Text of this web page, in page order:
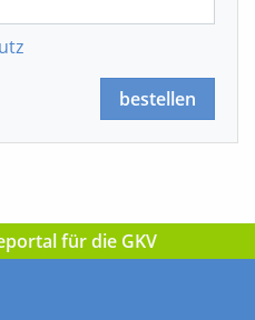
bestellen
für die GKV